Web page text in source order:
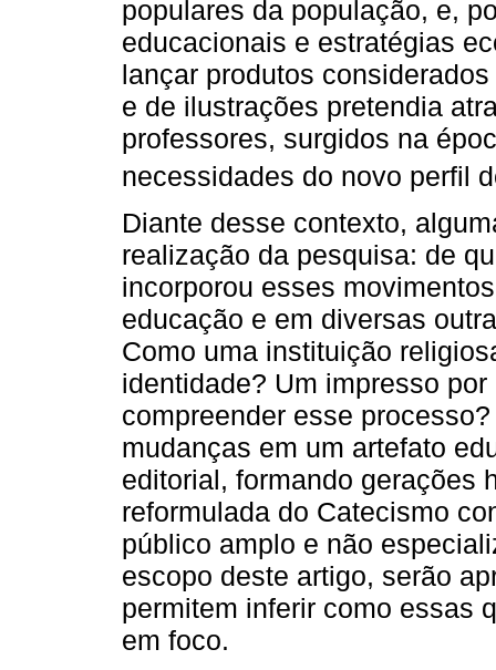
populares da população, e,
educacionais e estratégias
lançar produtos
e de ilustrações pretendia
professores, surgidos na
necessidades do novo perfil
Diante desse contexto,
realização da pesquisa: de
incorporou esses
educação e em diversas
Como uma instituição
identidade? Um impresso
compreender esse
mudanças em um artefato
editorial, formando gerações
reformulada do Catecismo
público amplo e não
escopo deste artigo, serão
permitem inferir como essas
em foco.